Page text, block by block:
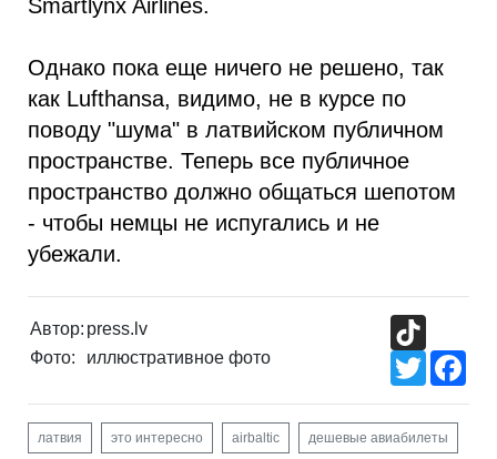
Smartlynx Airlines.
Однако пока еще ничего не решено, так
как Lufthansa, видимо, не в курсе по
поводу "шума" в латвийском публичном
пространстве. Теперь все публичное
пространство должно общаться шепотом
- чтобы немцы не испугались и не
убежали.
Автор: press.lv
Фото:
иллюстративное фото
Twitter
латвия это интересно airbaltic дешевые авиабилеты